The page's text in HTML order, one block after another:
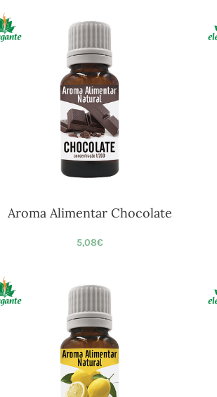
Aroma Alimentar Chocolate
5,08€